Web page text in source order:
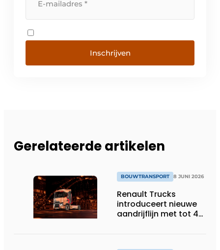
Inschrijven
Gerelateerde artikelen
BOUWTRANSPORT 8 JUNI 2026
Renault Trucks
introduceert nieuwe
aandrijflijn met tot 4%